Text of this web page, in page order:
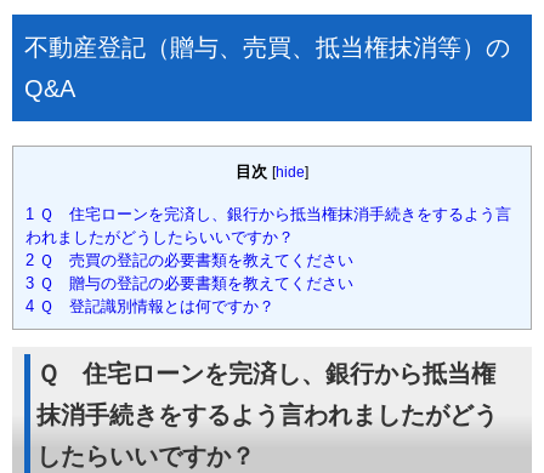
不動産登記（贈与、売買、抵当権抹消等）の
Q&A
目次 [hide]
1 Ｑ 住宅ローンを完済し、銀行から抵当権抹消手続きをするよう言
われましたがどうしたらいいですか？
2 Ｑ 売買の登記の必要書類を教えてください
3 Ｑ 贈与の登記の必要書類を教えてください
4 Ｑ 登記識別情報とは何ですか？
Ｑ 住宅ローンを完済し、銀行から抵当権
抹消手続きをするよう言われましたがどう
したらいいですか？